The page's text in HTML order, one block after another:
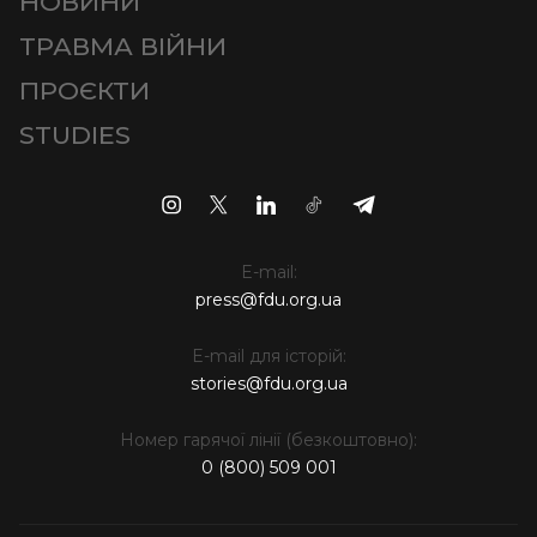
ТРАВМА ВІЙНИ
ПРОЄКТИ
STUDIES
E-mail:
press@fdu.org.ua
E-mail для історій:
stories@fdu.org.ua
Номер гарячої лінії (безкоштовно):
0 (800) 509 001